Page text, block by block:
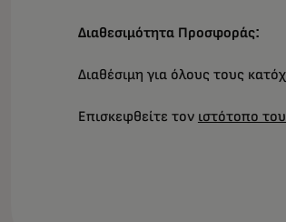
Διαθεσιμότητα Προσφοράς:
Διαθέσιμη για όλους τους
Επισκεφθείτε τον ιστότοπο